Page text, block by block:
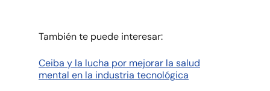
También te puede interesar:
Ceiba y la lucha por mejorar la salud
mental en la industria tecnológica